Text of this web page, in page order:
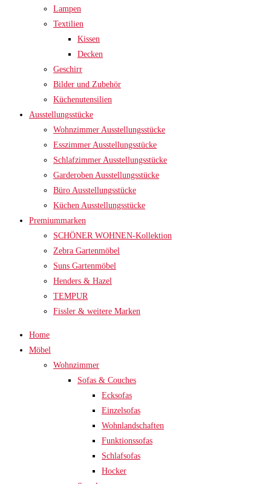
Lampen
Textilien
Kissen
Decken
Geschirr
Bilder und Zubehör
Küchenutensilien
Ausstellungsstücke
Wohnzimmer Ausstellungsstücke
Esszimmer Ausstellungsstücke
Schlafzimmer Ausstellungsstücke
Garderoben Ausstellungsstücke
Büro Ausstellungsstücke
Küchen Ausstellungsstücke
Premiummarken
SCHÖNER WOHNEN-Kollektion
Zebra Gartenmöbel
Suns Gartenmöbel
Henders & Hazel
TEMPUR
Fissler & weitere Marken
Home
Möbel
Wohnzimmer
Sofas & Couches
Ecksofas
Einzelsofas
Wohnlandschaften
Funktionssofas
Schlafsofas
Hocker